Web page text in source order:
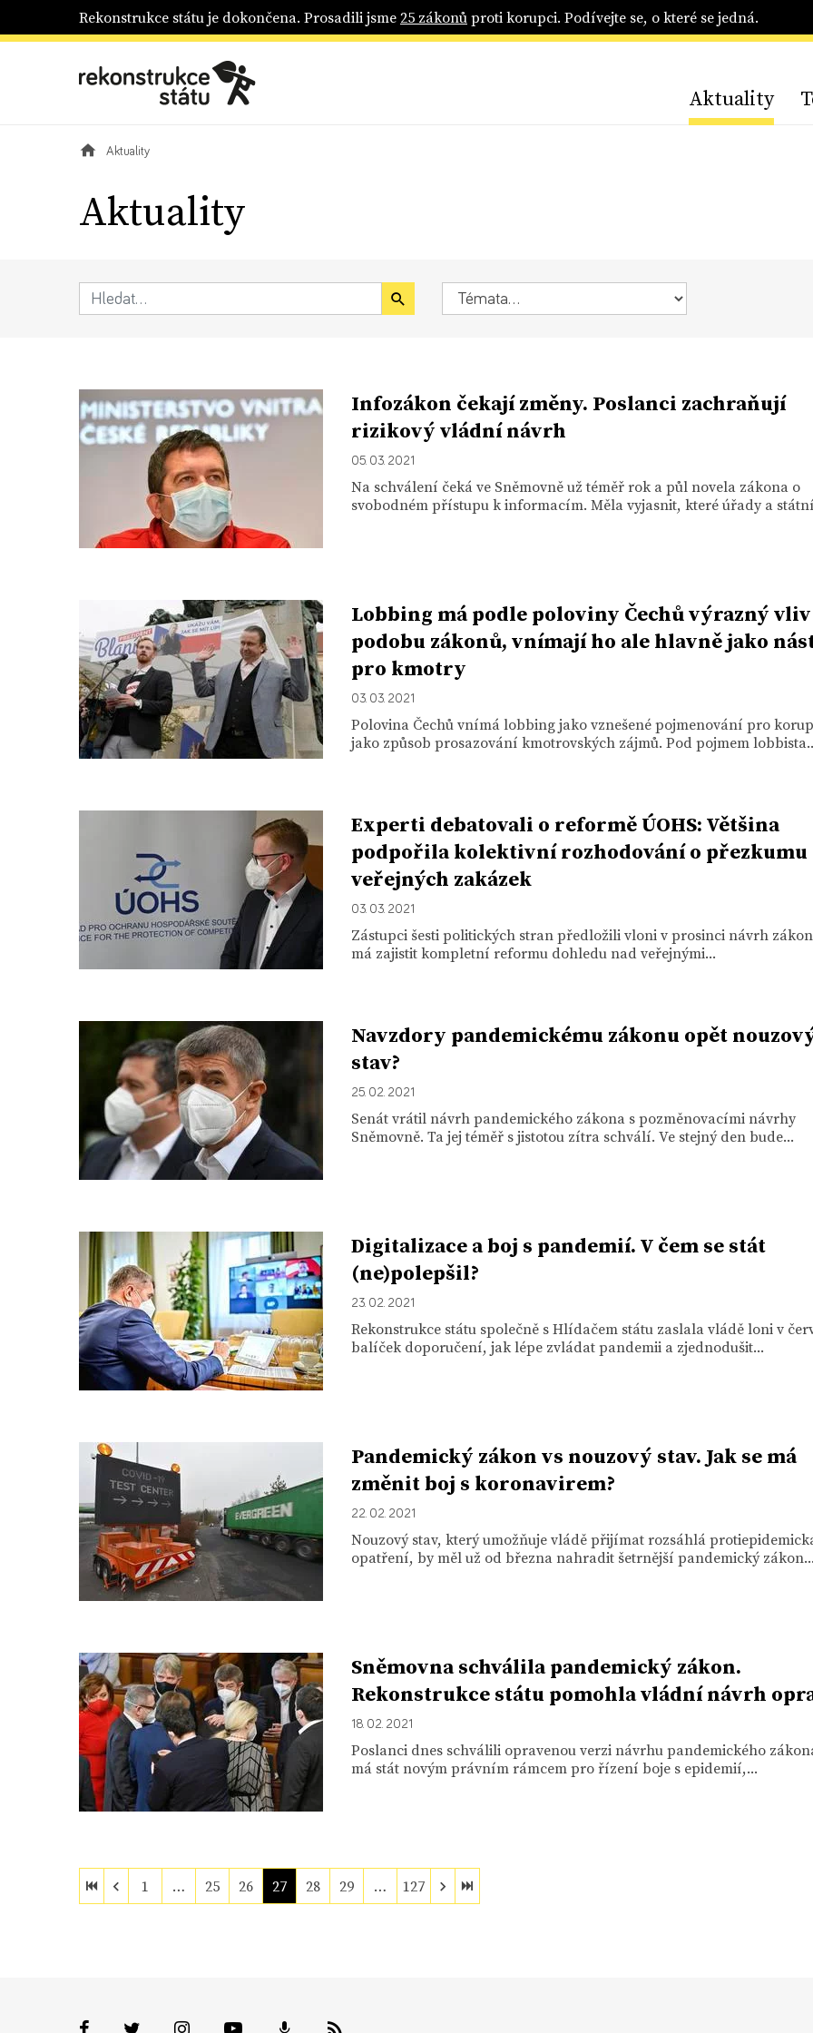
Rekonstrukce státu je dokončena. Prosadili jsme25 zákonůproti korupci. Podívejte se, o které se jedná.
Aktuality
Aktuality
Aktuality
Infozákon čekají změny. Poslanci zachraňují
rizikový vládní návrh
05. 03. 2021
Na schválení čeká ve Sněmovně už téměř rok a půl novela zákona o
svobodném přístupu k informacím. Měla vyjasnit, které úřady a
Lobbing má podle poloviny Čechů výrazný
podobu zákonů, vnímají ho ale hlavně jako
pro kmotry
03. 03. 2021
Polovina Čechů vnímá lobbing jako vznešené pojmenování pro
jako způsob prosazování kmotrovských zájmů. Pod pojmem
Experti debatovali o reformě ÚOHS: Většina
podpořila kolektivní rozhodování o přezkumu
veřejných zakázek
03. 03. 2021
Zástupci šesti politických stran předložili vloni v prosinci návrh
má zajistit kompletní reformu dohledu nad veřejnými...
Navzdory pandemickému zákonu opět
stav?
25. 02. 2021
Senát vrátil návrh pandemického zákona s pozměnovacími návrhy
Sněmovně. Ta jej téměř s jistotou zítra schválí. Ve stejný den bude...
Digitalizace a boj s pandemií. V čem se stát
(ne)polepšil?
23. 02. 2021
Rekonstrukce státu společně s Hlídačem státu zaslala vládě loni v
balíček doporučení, jak lépe zvládat pandemii a zjednodušit...
Pandemický zákon vs nouzový stav. Jak se má
změnit boj s koronavirem?
22. 02. 2021
Nouzový stav, který umožňuje vládě přijímat rozsáhlá
opatření, by měl už od března nahradit šetrnější pandemický
Sněmovna schválila pandemický zákon.
Rekonstrukce státu pomohla vládní návrh
18. 02. 2021
Poslanci dnes schválili opravenou verzi návrhu pandemického
má stát novým právním rámcem pro řízení boje s epidemií,...
1 … 25 26 27 28 29 … 127